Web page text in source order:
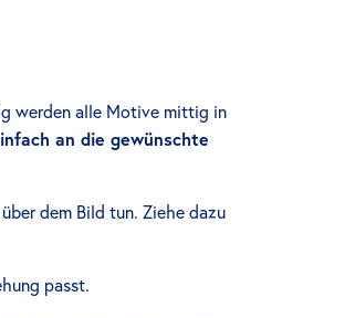
werden alle Motive mittig in
an die gewünschte
über dem Bild tun. Ziehe dazu
passt.